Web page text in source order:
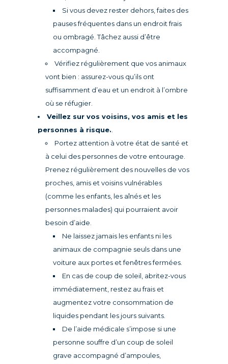
Si vous devez rester dehors, faites des
pauses fréquentes dans un endroit frais
ou ombragé. Tâchez aussi d’être
accompagné.
Vérifiez régulièrement que vos animaux
vont bien : assurez-vous qu’ils ont
suffisamment d’eau et un endroit à l’ombre
où se réfugier.
Veillez sur vos voisins, vos amis et les
personnes à risque.
Portez attention à votre état de santé et
à celui des personnes de votre entourage.
Prenez régulièrement des nouvelles de vos
proches, amis et voisins vulnérables
(comme les enfants, les aînés et les
personnes malades) qui pourraient avoir
besoin d’aide.
Ne laissez jamais les enfants ni les
animaux de compagnie seuls dans une
voiture aux portes et fenêtres fermées.
En cas de coup de soleil, abritez-vous
immédiatement, restez au frais et
augmentez votre consommation de
liquides pendant les jours suivants.
De l’aide médicale s’impose si une
personne souffre d’un coup de soleil
grave accompagné d’ampoules,